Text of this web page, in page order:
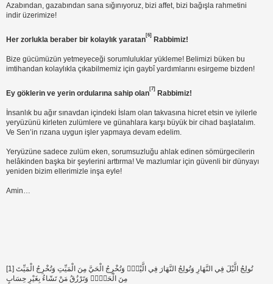
Azabından, gazabından sana sığınıyoruz, bizi affet, bizi bağışla rahmetini
indir üzerimize!
Her zorlukla beraber bir kolaylık yaratan
[6]
Rabbimiz!
Bize gücümüzün yetmeyeceği sorumluluklar yükleme! Belimizi büken bu
imtihandan kolaylıkla çıkabilmemiz için gaybî yardımlarını esirgeme bizden!
Ey göklerin ve yerin ordularına sahip olan
[7]
Rabbimiz!
İnsanlık bu ağır sınavdan içindeki İslam olan takvasına hicret etsin ve iyilerle
yeryüzünü kirleten zulümlere ve günahlara karşı büyük bir cihad başlatalım.
Ve Sen’in rızana uygun işler yapmaya devam edelim.
Yeryüzüne sadece zulüm eken, sorumsuzluğu ahlak edinen sömürgecilerin
helâkinden başka bir şeylerini arttırma! Ve mazlumlar için güvenli bir dünyayı
yeniden bizim ellerimizle inşa eyle!
Amin…
[1] تُولِجُ الَّيْلَ فِي النَّهَارِ وَتُولِجُ النَّهَارَ فِي الَّيْلِۘ وَتُخْرِجُ الْحَيَّ مِنَ الْمَيِّتِ وَتُخْرِجُ الْمَيِّتَ
مِنَ الْحَيِّۘ وَتَرْزُقُ مَنْ تَشَٓاءُ بِغَيْرِ حِسَابٍ